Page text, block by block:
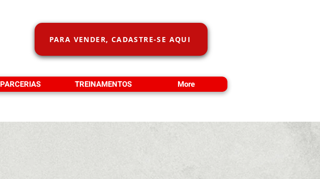
PARA VENDER, CADASTRE-SE AQUI
PARCERIAS TREINAMENTOS More